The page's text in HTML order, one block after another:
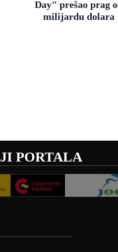
Day" prešao prag
milijardu dolara
PORTALA